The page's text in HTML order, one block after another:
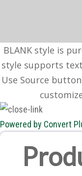
BLANK style is
style supports
Use Source
Powered by Convert